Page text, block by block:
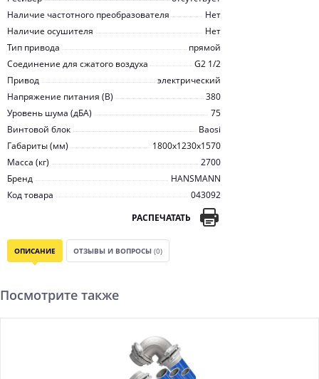
Наличие частотного преобразователя
Нет
Наличие осушителя
Нет
Тип привода
прямой
Соединение для сжатого воздуха
G2 1/2
Привод
электрический
Напряжение питания (В)
380
Уровень шума (дБА)
75
Винтовой блок
Baosi
Габариты (мм)
1800x1230x1570
Масса (кг)
2700
Бренд
HANSMANN
Код товара
043092
РАСПЕЧАТАТЬ
ОПИСАНИЕ ОТЗЫВЫ И ВОПРОСЫ (0)
Посмотрите также